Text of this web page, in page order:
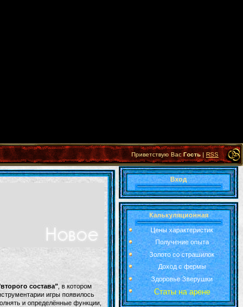
Приветствую Вас Гость| RSS
состава" , в котором
игры появилось
и определённые функции,
Вход
Калькуляционная
Цены характеристик
Получение опыта
Золото со страшилок
Доход с фермы
Здоровье Зверушки
Статы на арене